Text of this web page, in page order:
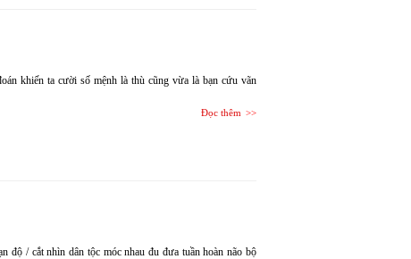
khiến ta cười số mệnh là thù cũng vừa là bạn cứu vãn
Đọc thêm
độ / cắt nhìn dân tộc móc nhau đu đưa tuần hoàn não bộ